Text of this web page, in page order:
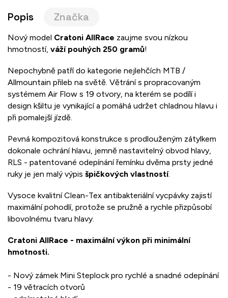
Popis Značka
Nový model Cratoni AllRace zaujme svou nízkou
hmotností, váží pouhých 250 gramů!
Nepochybně patří do kategorie nejlehčích MTB /
Allmountain přileb na světě. Větrání s propracovaným
systémem Air Flow s 19 otvory, na kterém se podílí i
design kšiltu je vynikající a pomáhá udržet chladnou hlavu i
při pomalejší jízdě.
Pevná kompozitová konstrukce s prodlouženým zátylkem
dokonale ochrání hlavu, jemně nastavitelný obvod hlavy,
RLS - patentované odepínání řemínku dvěma prsty jedné
ruky je jen malý výpis špičkových vlastností.
Vysoce kvalitní Clean-Tex antibakteriální vycpávky zajistí
maximální pohodlí, protože se pružně a rychle přizpůsobí
libovolnému tvaru hlavy.
Cratoni AllRace - maximální výkon při minimální
hmotnosti.
- Nový zámek Mini Steplock pro rychlé a snadné odepínání
- 19 větracích otvorů